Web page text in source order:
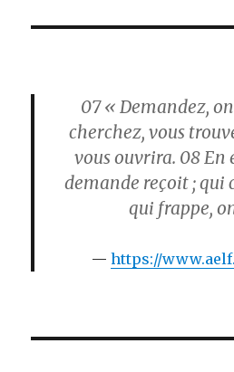
07« Demandez,
cherchez, vous
vous ouvrira. 08En
demande reçoit ; qui
qui frappe,
https://